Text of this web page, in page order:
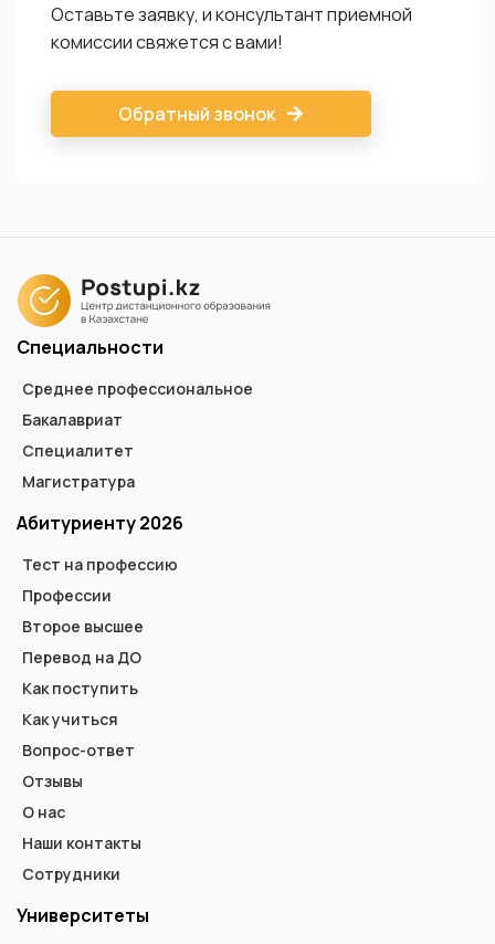
Оставьте заявку, и консультант приемной
комиссии свяжется с вами!
Обратный звонок
Специальности
Среднее профессиональное
Бакалавриат
Специалитет
Магистратура
Абитуриенту 2026
Тест на профессию
Профессии
Второе высшее
Перевод на ДО
Как поступить
Как учиться
Вопрос-ответ
Отзывы
О нас
Наши контакты
Сотрудники
Университеты